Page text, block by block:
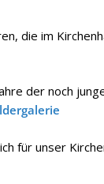
die im
der noch
für unser